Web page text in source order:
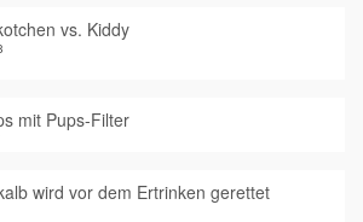
vs. Kiddy
mit Pups-Filter
wird vor dem Ertrinken gerettet